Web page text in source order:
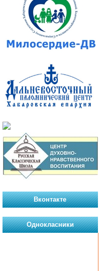
Вконтакте
Однокласники